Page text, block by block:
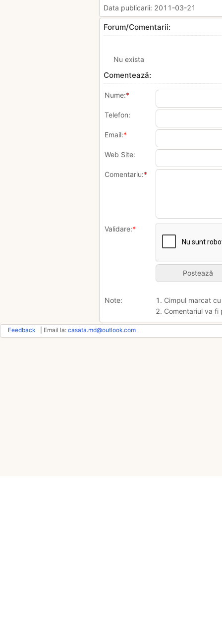
Data publicarii: 2011-03-21
Forum/Comentarii:
Nu exista
Comentează:
Nume:*
Telefon:
Email:*
Web Site:
Comentariu:*
Validare:*
Note:
1. Cimpul marcat
2. Comentariul va
Feedback | Email la: casata.md@outlook.com